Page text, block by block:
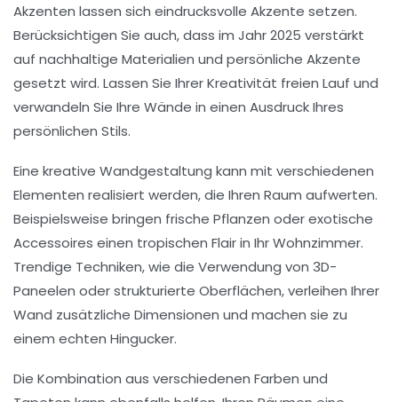
Akzenten lassen sich eindrucksvolle Akzente setzen.
Berücksichtigen Sie auch, dass im Jahr2025 verstärkt
auf nachhaltige Materialien und persönliche Akzente
gesetzt wird. Lassen Sie Ihrer Kreativität freien Lauf und
verwandeln Sie Ihre Wände in einen Ausdruck Ihres
persönlichen Stils.
Eine kreative Wandgestaltung kann mit verschiedenen
Elementen realisiert werden, die Ihren Raum aufwerten.
Beispielsweise bringen frische Pflanzen oder exotische
Accessoires einen tropischen Flair in Ihr Wohnzimmer.
Trendige Techniken, wie die Verwendung von 3D-
Paneelen oderstrukturierte Oberflächen, verleihen Ihrer
Wand zusätzliche Dimensionen und machen sie zu
einem echten Hingucker.
Die Kombination aus verschiedenen Farben und